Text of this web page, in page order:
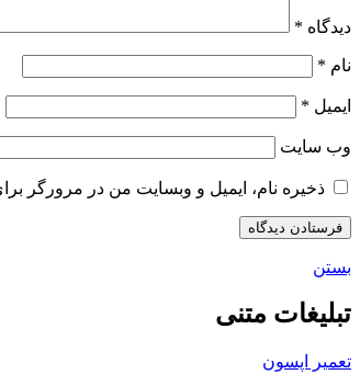
دیدگاه *
نام *
ایمیل *
وب‌ سایت
ذخیره نام، ایمیل و وبسایت من در مرورگر
بستن
تبلیغات متنی
تعمیر اپسون